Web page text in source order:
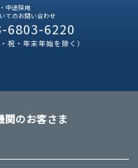
中途採用
てのお問い合わせ
6803-6220
祝・年末年始を除く）
関のお客さま